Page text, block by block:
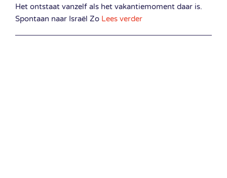
Het ontstaat vanzelf als het vakantiemoment daar is.
Spontaan naar Israël Zo Lees verder